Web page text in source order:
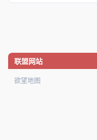
联盟网站
欲望地图